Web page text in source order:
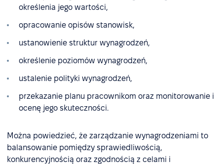
określenia jego wartości,
opracowanie opisów stanowisk,
ustanowienie struktur wynagrodzeń,
określenie poziomów wynagrodzeń,
ustalenie polityki wynagrodzeń,
przekazanie planu pracownikom oraz monitorowanie i
ocenę jego skuteczności.
Można powiedzieć, że zarządzanie wynagrodzeniami to
balansowanie pomiędzy sprawiedliwością,
konkurencyjnością oraz zgodnością z celami i